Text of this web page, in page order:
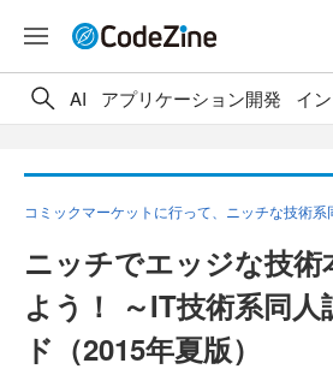
AI アプリケーション開発 イ
コミックマーケットに行って、ニッチな技術系
ニッチでエッジな技術
よう！ ～IT技術系同人
ド（2015年夏版）